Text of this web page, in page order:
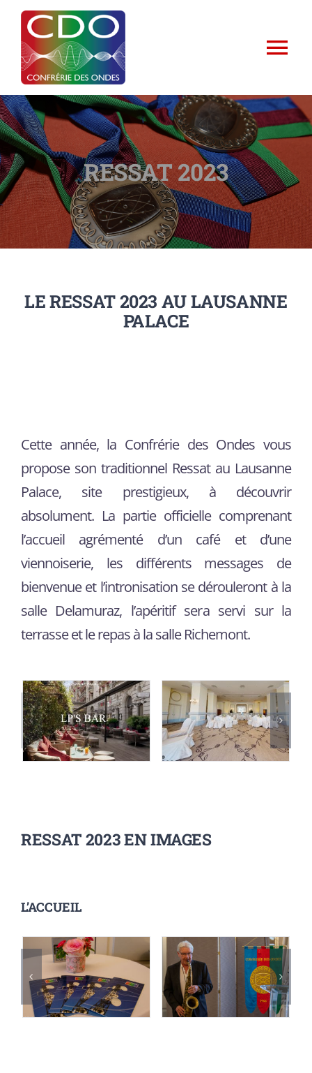
Passer
contenu
Accueil
Présentation
Devenir Compagnon
Activités
RESSAT 2023
LE RESSAT 2023 AU LAUSANNE
PALACE
Cette année, la Confrérie des Ondes vous
propose son traditionnel Ressat au Lausanne
Palace, site prestigieux, à découvrir
absolument. La partie officielle comprenant
l’accueil agrémenté d’un café et d’une
viennoiserie, les différents messages de
bienvenue et l’intronisation se dérouleront à la
salle Delamuraz, l’apéritif sera servi sur la
terrasse et le repas à la salle Richemont.
RESSAT 2023 EN IMAGES
L’ACCUEIL